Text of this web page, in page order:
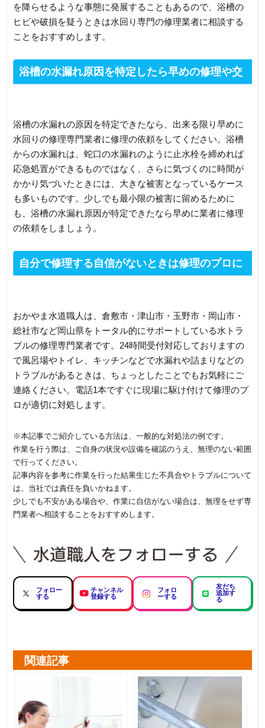
を降らせるような事態に発展することもあるので、浴槽の
ヒビや破損を疑うときは水回り専門の修理業者に相談する
ことをおすすめします。
浴槽の水漏れ原因を特定したら早めの修理や交
浴槽の水漏れの原因を特定できたなら、出来る限り早めに
水回りの修理専門業者に修理の依頼をしてください。浴槽
からの水漏れは、蛇口の水漏れのように止水栓を締めれば
応急処置ができるものではなく、さらに気づくのに時間が
かかり気づいたときには、大きな被害となっているケース
も多いものです。少しでも最小限の被害に留めるために
も、浴槽の水漏れ原因が特定できたなら早めに業者に修理
の依頼をしましょう。
自分で修理する自信がないときは修理のプロに
おかやま水道職人は、倉敷市・津山市・玉野市・岡山市・
総社市など岡山県をトータル的にサポートしている水トラ
ブルの修理専門業者です。24時間受付対応しておりますの
で風呂場やトイレ、キッチンなどで水漏れや詰まりなどの
トラブルがあるときは、ちょっとしたことでもお気軽にご
連絡ください。電話1本ですぐに現場に駆け付けて修理のプ
ロが適切に対処します。
※本記事でご紹介している方法は、一般的な対処法の例です。
作業を行う際は、ご自身の状況や設備を確認のうえ、無理のない範囲
で行ってください。
記事内容を参考に作業を行った結果生じた不具合やトラブルについて
は、当社では責任を負いかねます。
少しでも不安がある場合や、作業に自信がない場合は、無理をせず専
門業者へ相談することをおすすめします。
フォロー
する
チャンネル
登録する
フォロ
ーする
友だち
追加す
る
関連記事